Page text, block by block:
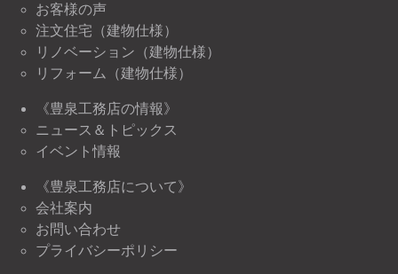
お客様の声
注文住宅（建物仕様）
リノベーション（建物仕様）
リフォーム（建物仕様）
《豊泉工務店の情報》
ニュース＆トピックス
イベント情報
《豊泉工務店について》
会社案内
お問い合わせ
プライバシーポリシー